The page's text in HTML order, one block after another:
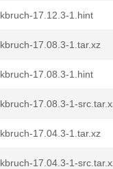
kbruch-17.12.3-1.hint
kbruch-17.08.3-1.tar.xz
kbruch-17.08.3-1.hint
kbruch-17.08.3-1-
kbruch-17.04.3-1.tar.xz
kbruch-17.04.3-1-